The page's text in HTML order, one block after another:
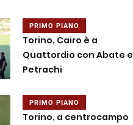
PRIMO PIANO
Torino, Cairo è a
Quattordio con Abate e
Petrachi
PRIMO PIANO
Torino, a centrocampo